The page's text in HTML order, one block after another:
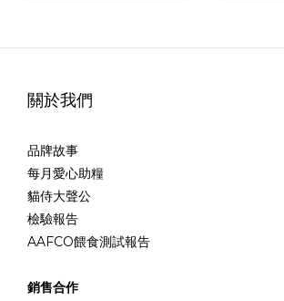
關於我們
品牌故事
每月愛心助糧
貓侍大聲公
檢驗報告
AAFCO餵食測試報告
銷售合作